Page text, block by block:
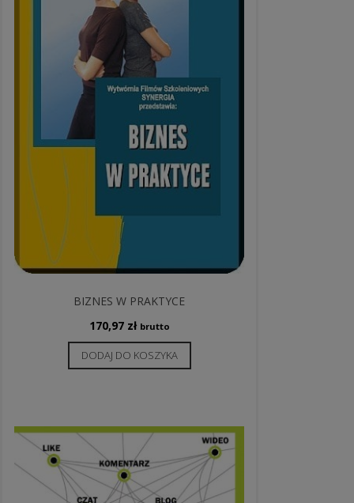
BIZNES W PRAKTYCE
170,97 zł brutto
DODAJ DO KOSZYKA